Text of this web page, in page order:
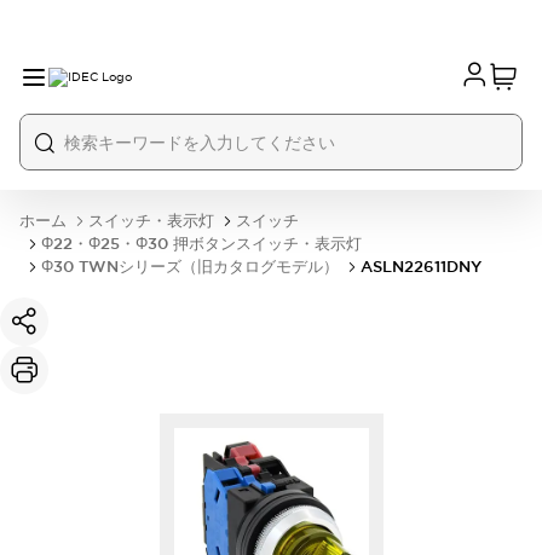
ホーム スイッチ・表示灯
スイッチ
Φ22・Φ25・Φ30 押ボタンスイッチ・表示灯
Φ30 TWNシリーズ（旧カタログモデル）
ASLN22611DNY